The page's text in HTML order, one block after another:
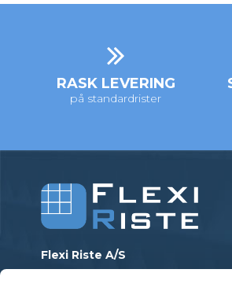
RASK LEVERING
på standardrister
Flexi Riste A/S